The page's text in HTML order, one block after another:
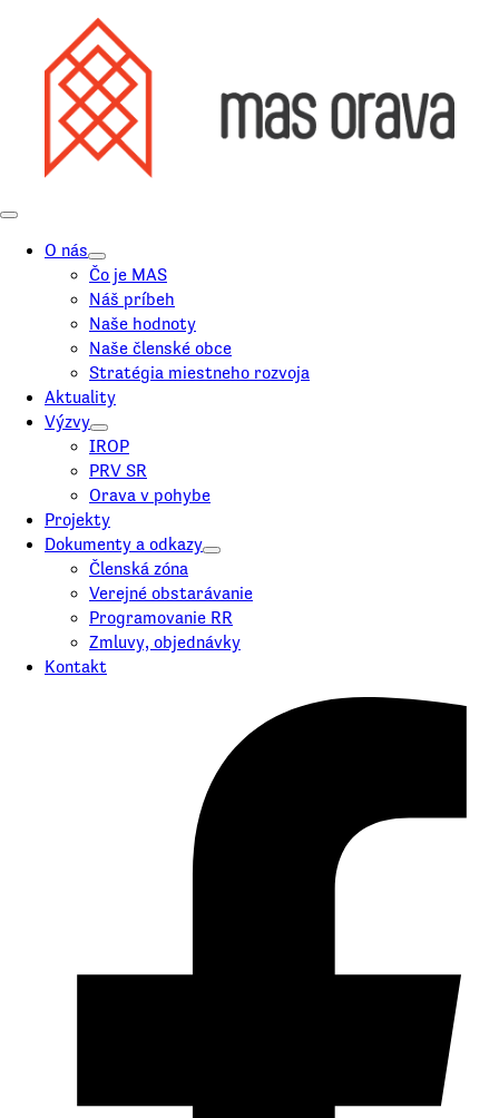
O nás
Čo je MAS
Náš príbeh
Naše hodnoty
Naše členské obce
Stratégia miestneho rozvoja
Aktuality
Výzvy
IROP
PRV SR
Orava v pohybe
Projekty
Dokumenty a odkazy
Členská zóna
Verejné obstarávanie
Programovanie RR
Zmluvy, objednávky
Kontakt